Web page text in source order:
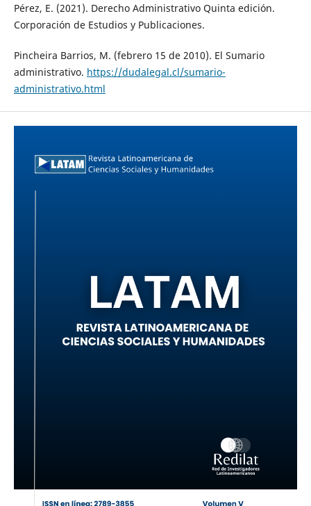
Pérez, E. (2021). Derecho Administrativo Quinta edición.
Corporación de Estudios y Publicaciones.
Pincheira Barrios, M. (febrero 15 de 2010). El Sumario
administrativo. https://dudalegal.cl/sumario-
administrativo.html